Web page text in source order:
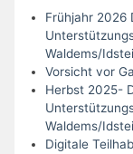
Frühjahr 2026
Waldems/
Vorsicht vor
Herbst 2025-
Waldems/
Digitale